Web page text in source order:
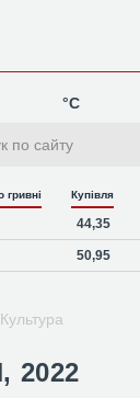
°C
гривні Купівля
44,35
50,95
Культура
2022